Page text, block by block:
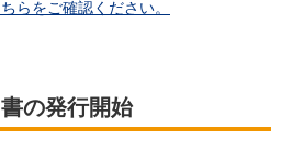
らをご確認ください。
の発行開始